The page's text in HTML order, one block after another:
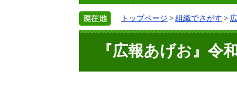
トップページ > 組織でさがす >
『広報あげお』令